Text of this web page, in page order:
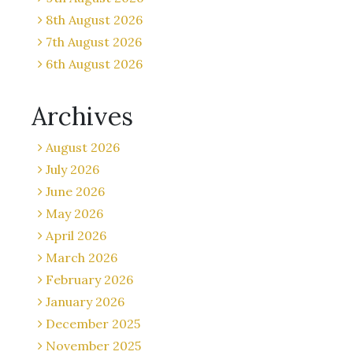
8th August 2026
7th August 2026
6th August 2026
Archives
August 2026
July 2026
June 2026
May 2026
April 2026
March 2026
February 2026
January 2026
December 2025
November 2025